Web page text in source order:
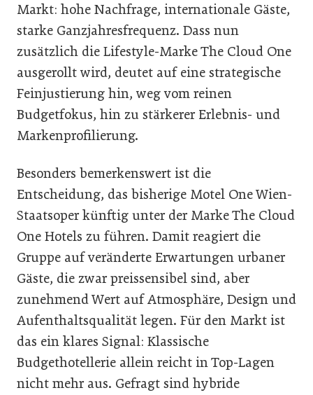
Markt: hohe Nachfrage, internationale Gäste,
starke Ganzjahresfrequenz. Dass nun
zusätzlich die Lifestyle-Marke The Cloud One
ausgerollt wird, deutet auf eine strategische
Feinjustierung hin, weg vom reinen
Budgetfokus, hin zu stärkerer Erlebnis- und
Markenprofilierung.
Besonders bemerkenswert ist die
Entscheidung, das bisherige Motel One Wien-
Staatsoper künftig unter der Marke The Cloud
One Hotels zu führen. Damit reagiert die
Gruppe auf veränderte Erwartungen urbaner
Gäste, die zwar preissensibel sind, aber
zunehmend Wert auf Atmosphäre, Design und
Aufenthaltsqualität legen. Für den Markt ist
das ein klares Signal: Klassische
Budgethotellerie allein reicht in Top-Lagen
nicht mehr aus. Gefragt sind hybride